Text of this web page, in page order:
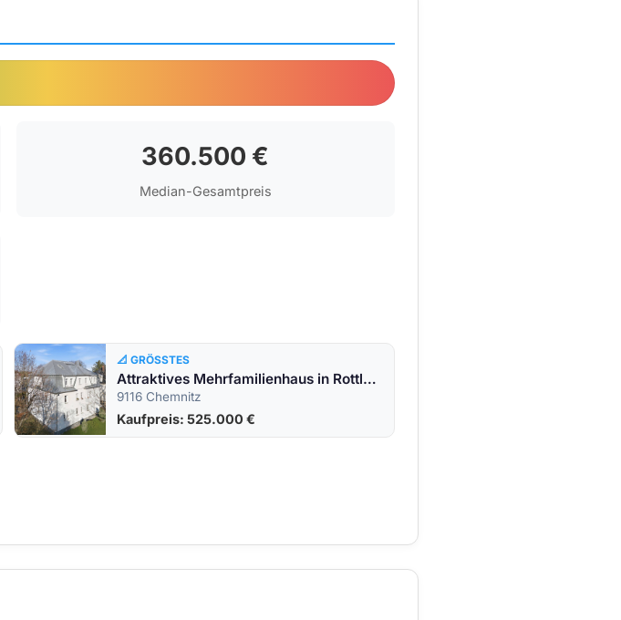
360.500 €
Median-Gesamtpreis
📐 GRÖSSTES
Attraktives Mehrfamilienhaus in Rottluff &#8211; gefragte Lage, zwei vermietete Etagen und Ausbaubedarf in zwei Dachetagen
9116 Chemnitz
Kaufpreis: 525.000 €